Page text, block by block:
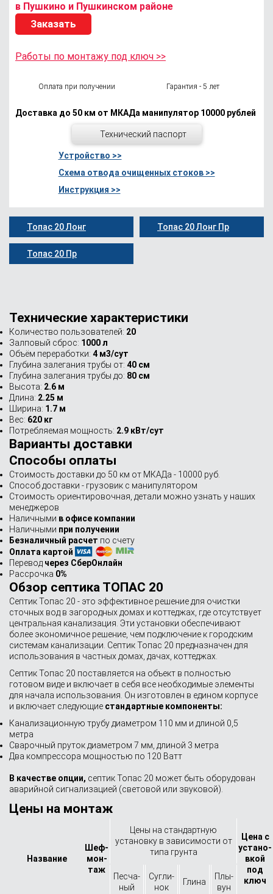
в Пушкино и Пушкинском районе
Заказать
Работы по монтажу под ключ >>
Оплата при получении Гарантия - 5 лет
Доставка до 50 км от МКАДа манипулятор 10000 рублей
Технический паспорт
Устройство >>
Схема отвода очищенных стоков >>
Инструкция >>
Топас 20 Лонг Топас 20 Лонг Пр
Топас 20 Пр
Технические характеристики
Количество пользователей: 20
Залповый сброс: 1000 л
Объём переработки: 4 м3/сут
Глубина залегания трубы от: 40 см
Глубина залегания трубы до: 80 см
Высота: 2.6 м
Длина: 2.25 м
Ширина: 1.7 м
Вес: 620 кг
Потребляемая мощность: 2.9 кВт/сут
Варианты доставки
Способы оплаты
Стоимость доставки до 50 км от МКАДа - 10000 руб.
Способ доставки - грузовик с манипулятором
Стоимость ориентировочная, детали можно узнать у наших
менеджеров
Наличными в офисе компании
Наличными при получении
Безналичный расчет по счету
Оплата картой
Перевод через СберОнлайн
Рассрочка 0%
Обзор септика ТОПАС 20
Септик Топас 20 - это эффективное решение для очистки
сточных вод в загородных домах и коттеджах, где отсутствует
центральная канализация. Эти установки обеспечивают
более экономичное решение, чем подключение к городским
системам канализации. Септик Топас 20 предназначен для
использования в частных домах, дачах, коттеджах.
Септик Топас 20 поставляется на объект в полностью
готовом виде и включает в себя все необходимые элементы
для начала использования. Он изготовлен в едином корпусе
и включает следующие стандартные компоненты:
Канализационную трубу диаметром 110 мм и длиной 0,5
метра
Сварочный пруток диаметром 7 мм, длиной 3 метра
Два компрессора мощностью по 120 Ватт
В качестве опции, септик Топас 20 может быть оборудован
аварийной сигнализацией (световой или звуковой).
Цены на монтаж
Назва­ние
Шеф-
мон­
таж
Цены на стандартную
установку в зависимости от
типа грунта
Цена с
устано­
вкой
под
ключ
Песча­
ный
Сугли­
нок
Глина
Плы­
вун